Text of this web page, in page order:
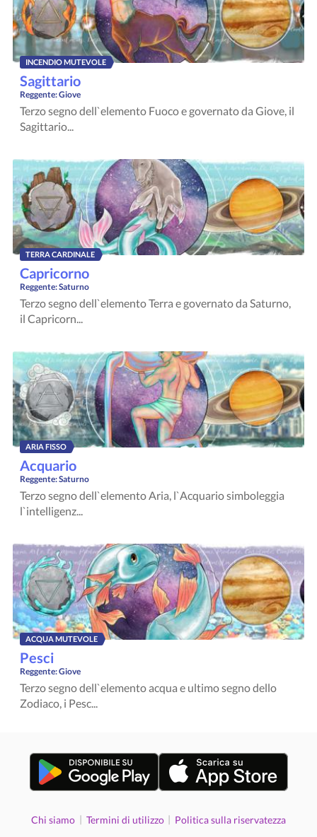
INCENDIO MUTEVOLE
Sagittario
Reggente:Giove
Terzo segno dell`elemento Fuoco e governato da Giove, il
Sagittario...
TERRA CARDINALE
Capricorno
Reggente:Saturno
Terzo segno dell`elemento Terra e governato da Saturno,
il Capricorn...
ARIA FISSO
Acquario
Reggente:Saturno
Terzo segno dell`elemento Aria, l`Acquario simboleggia
l`intelligenz...
ACQUA MUTEVOLE
Pesci
Reggente:Giove
Terzo segno dell`elemento acqua e ultimo segno dello
Zodiaco, i Pesc...
Chi siamo | Termini di utilizzo | Politica sulla riservatezza